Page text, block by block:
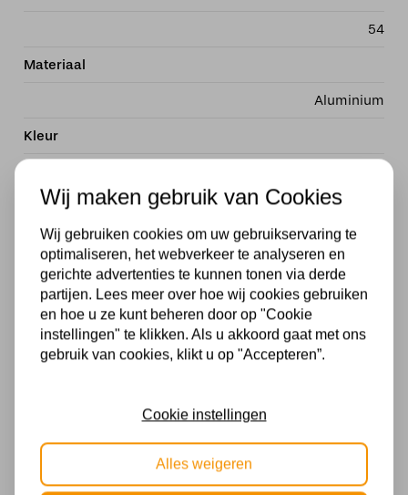
54
Materiaal
Aluminium
Kleur
Stijl
Modern
Vorm
Met lichtbron
Wattage
Wij maken gebruik van Cookies
Wij gebruiken cookies om uw gebruikservaring te
optimaliseren, het webverkeer te analyseren en
gerichte advertenties te kunnen tonen via derde
partijen. Lees meer over hoe wij cookies gebruiken
en hoe u ze kunt beheren door op "Cookie
instellingen" te klikken. Als u akkoord gaat met ons
gebruik van cookies, klikt u op "Accepteren”.
Cookie instellingen
Alles weigeren